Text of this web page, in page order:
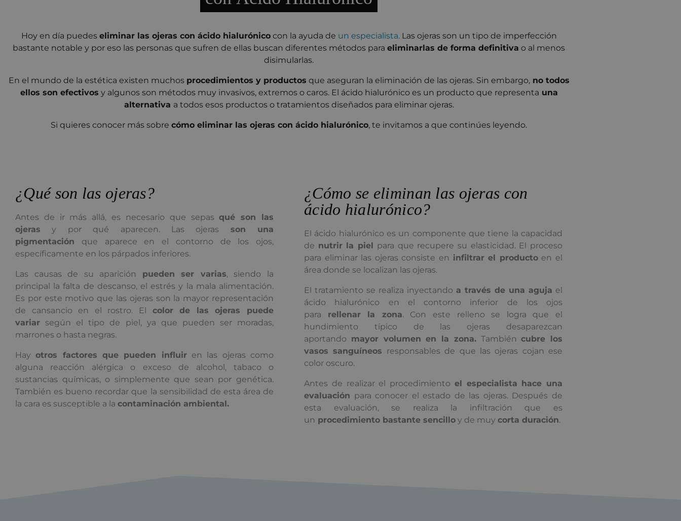
Hoy en día puedes eliminar las ojeras con ácido hialurónicocon la ayuda de un especialista.Las ojeras son un tipo de imperfección
bastante notable y por eso las personas que sufren de ellas buscan diferentes métodos para eliminarlas de forma definitiva o al menos
disimularlas.
En el mundo de la estética existen muchos procedimientos y productos que aseguran la eliminación de las ojeras. Sin embargo,no todos
ellos son efectivos y algunos son métodos muy invasivos, extremos o caros. El ácido hialurónico es un producto que representa una
alternativa a todos esos productos o tratamientos diseñados para eliminar ojeras.
Si quieres conocer más sobre cómo eliminar las ojeras con ácido hialurónico, te invitamos a que continúes leyendo.
¿Qué son las ojeras?
Antes de ir más allá, es necesario que sepasqué son las
ojeras y por qué aparecen. Las ojeras son una
pigmentación que aparece en el contorno de los ojos,
específicamente en los párpados inferiores.
Las causas de su aparición pueden ser varias, siendo la
principal la falta de descanso, el estrés y la mala alimentación.
Es por este motivo que las ojeras son la mayor representación
de cansancio en el rostro. El color de las ojeras puede
variar según el tipo de piel, ya que pueden ser moradas,
marrones o hasta negras.
Hayotros factores que pueden influiren las ojeras como
alguna reacción alérgica o exceso de alcohol, tabaco o
sustancias químicas, o simplemente que sean por genética.
También es bueno recordar que la sensibilidad de esta área de
la cara es susceptible a la contaminación ambiental.
¿Cómo se eliminan las ojeras con
ácido hialurónico?
El ácido hialurónico es un componente que tiene la capacidad
de nutrir la piel
para que recupere su elasticidad. El proceso
para eliminar las ojeras consiste en infiltrar el productoen el
área donde se localizan las ojeras.
El tratamiento se realiza inyectando a través de una aguja el
ácido hialurónico en el contorno inferior de los ojos
para rellenar la zona. Con este relleno se logra que el
hundimiento típico de las ojeras desaparezcan
aportando mayor volumen en la zona.Tambiéncubre los
vasos sanguíneos responsables de que las ojeras cojan ese
color oscuro.
Antes de realizar el procedimiento el especialista hace una
evaluación para conocer el estado de las ojeras. Después de
esta evaluación, se realiza la infiltración que es
un procedimiento bastante sencillo y de muy corta duración.